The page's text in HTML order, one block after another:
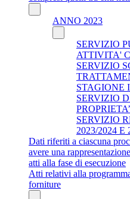
ANNO 2023
SERVIZIO
ATTIVITA'
SERVIZIO
STAGIONE
SERVIZIO
SERVIZIO
2023/2024 E
Dati riferiti a ciascuna
avere una
atti alla fase di esecuzione
Atti relativi alla
forniture